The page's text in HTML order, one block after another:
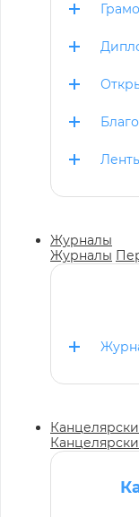
Журналы
Журналы